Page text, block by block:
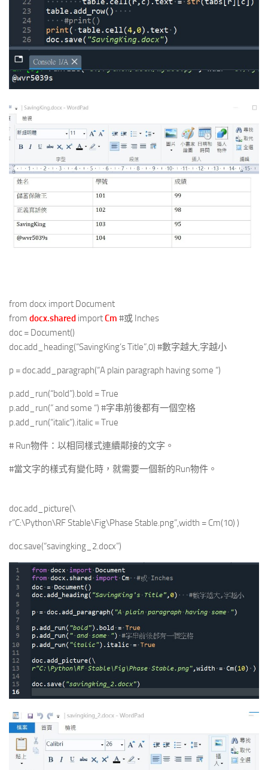
from docx import Document
from docx.shared importCm #或 Inches
doc = Document()
doc.add_heading(“SavingKing’s Title”,0) #數字越大,字越小
p = doc.add_paragraph(“A plain paragraph having some “)
p.add_run(“bold”).bold = True
p.add_run(” and some “) #字串前後都有一個空格
p.add_run(“italic”).italic = True
# Run物件：以相同樣式連續鄰接的文字。
#當文字的樣式有變化時，就需要一個新的Run物件。
doc.add_picture(\
r”C:\Python\RF Stable\Fig\Phase Stable.png”,width = Cm(10) )
doc.save(“savingking_2.docx”)